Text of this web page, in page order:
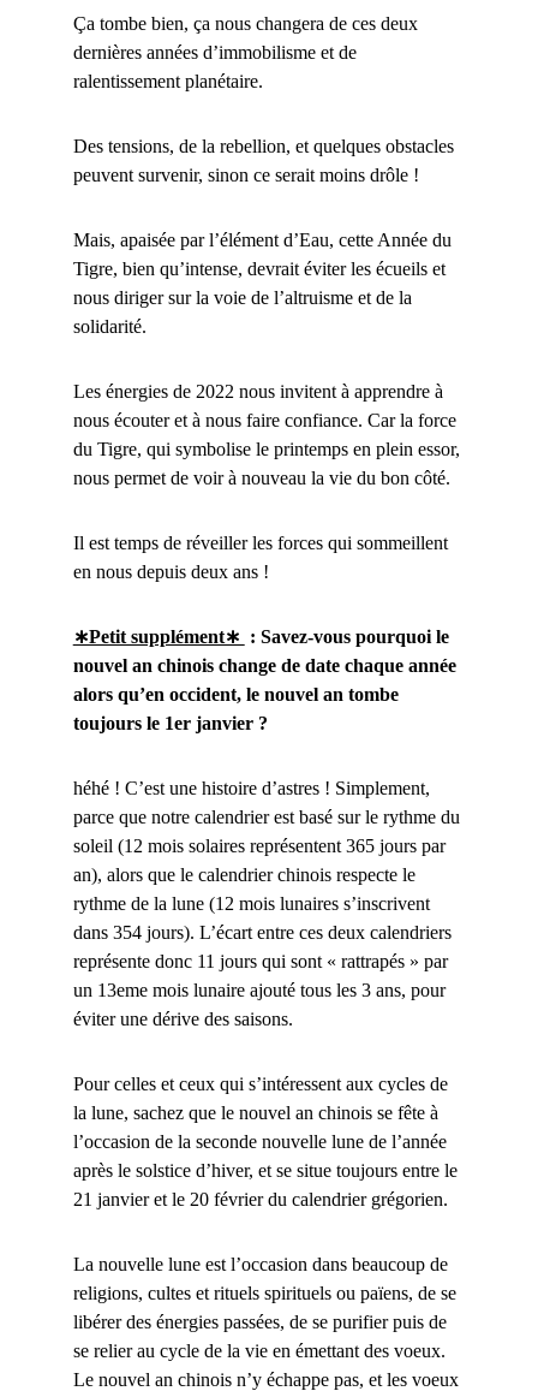
Ça tombe bien, ça nous changera de ces deux
dernières années d’immobilisme et de
ralentissement planétaire.
Des tensions, de la rebellion, et quelques obstacles
peuvent survenir, sinon ce serait moins drôle !
Mais, apaisée par l’élément d’Eau, cette Année du
Tigre, bien qu’intense, devrait éviter les écueils et
nous diriger sur la voie de l’altruisme et de la
solidarité.
Les énergies de 2022 nous invitent à apprendre à
nous écouter et à nous faire confiance. Car la force
du Tigre, qui symbolise le printemps en plein essor,
nous permet de voir à nouveau la vie du bon côté.
Il est temps de réveiller les forces qui sommeillent
en nous depuis deux ans !
∗Petit supplément∗ : Savez-vous pourquoi le
nouvel an chinois change de date chaque année
alors qu’en occident, le nouvel an tombe
toujours le 1er janvier ?
héhé ! C’est une histoire d’astres ! Simplement,
parce que notre calendrier est basé sur le rythme du
soleil (12 mois solaires représentent 365 jours par
an), alors que le calendrier chinois respecte le
rythme de la lune (12 mois lunaires s’inscrivent
dans 354 jours). L’écart entre ces deux calendriers
représente donc 11 jours qui sont « rattrapés » par
un 13eme mois lunaire ajouté tous les 3 ans, pour
éviter une dérive des saisons.
Pour celles et ceux qui s’intéressent aux cycles de
la lune, sachez que le nouvel an chinois se fête à
l’occasion de la seconde nouvelle lune de l’année
après le solstice d’hiver, et se situe toujours entre le
21 janvier et le 20 février du calendrier grégorien.
La nouvelle lune est l’occasion dans beaucoup de
religions, cultes et rituels spirituels ou païens, de se
libérer des énergies passées, de se purifier puis de
se relier au cycle de la vie en émettant des voeux.
Le nouvel an chinois n’y échappe pas, et les voeux